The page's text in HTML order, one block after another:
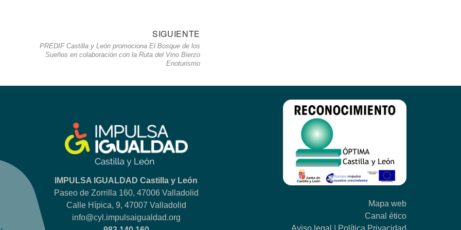
SIGUIENTE
entrada
PREDIF Castilla y León promociona El Bosque de los
Sueños en colaboración con la Ruta del Vino Bierzo
Enoturismo
IMPULSA IGUALDAD Castilla y León
Paseo de Zorrilla 160, 47006 Valladolid
Calle Hípica, 9, 47007 Valladolid
info@cyl.impulsaigualdad.org
Mapa web
Canal ético